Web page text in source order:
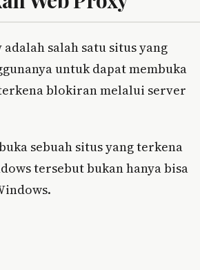
salah satu situs yang
untuk dapat membuka
blokiran melalui server
sebuah situs yang terkena
tersebut bukan hanya bisa